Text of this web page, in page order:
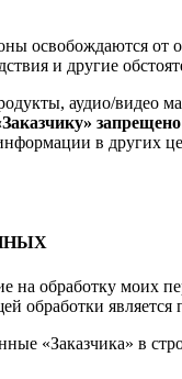
освобождаются
и другие
аудио/видео
в других
обработку моих
является
«Заказчика» в